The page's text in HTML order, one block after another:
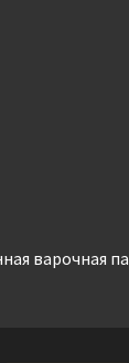
варочная